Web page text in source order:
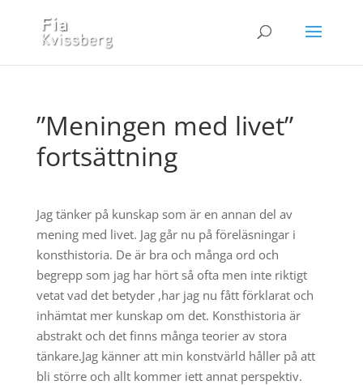
”Meningen med livet”
fortsättning
Jag tänker på kunskap som är en annan del av
mening med livet. Jag går nu på föreläsningar i
konsthistoria. De är bra och många ord och
begrepp som jag har hört så ofta men inte riktigt
vetat vad det betyder ,har jag nu fått förklarat och
inhämtat mer kunskap om det. Konsthistoria är
abstrakt och det finns många teorier av stora
tänkare.Jag känner att min konstvärld håller på att
bli större och allt kommer iett annat perspektiv.